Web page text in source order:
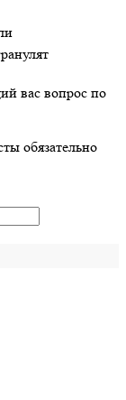
вас вопрос по
обязательно